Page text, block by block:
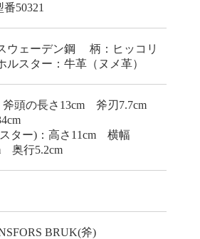
番50321
ウェーデン鋼 柄：ヒッコリ
スター：牛革（ヌメ革）
斧頭の長さ13cm 斧刃7.7cm
ター)：高さ11cm 横幅
奥行5.2cm
BRUK(斧)